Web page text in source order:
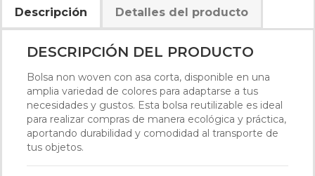
Descripción Detalles del producto
DESCRIPCIÓN DEL PRODUCTO
Bolsa non woven con asa corta, disponible en una
amplia variedad de colores para adaptarse a tus
necesidades y gustos. Esta bolsa reutilizable es ideal
para realizar compras de manera ecológica y práctica,
aportando durabilidad y comodidad al transporte de
tus objetos.